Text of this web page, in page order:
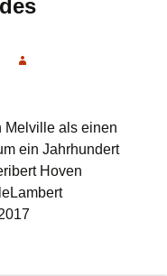
Melville als einen
ein Jahrhundert
Hoven